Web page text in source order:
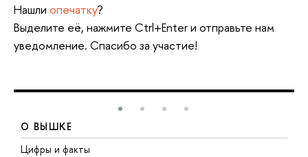
Нашли опечатку?
Выделите её, нажмите Ctrl+Enter и отправьте нам
уведомление. Спасибо за участие!
О ВЫШКЕ
Цифры и факты